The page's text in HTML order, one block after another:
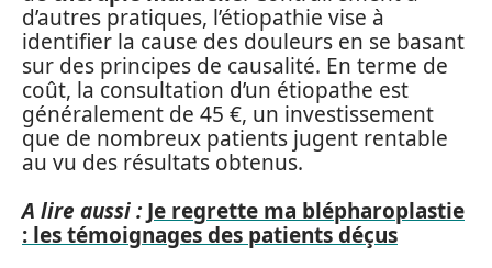
d’autres pratiques, l’étiopathie vise à
identifier la cause des douleurs en se basant
sur des principes de causalité. En terme de
coût, la consultation d’un étiopathe est
généralement de 45 €, un investissement
que de nombreux patients jugent rentable
au vu des résultats obtenus.
A lire aussi : Je regrette ma blépharoplastie
: les témoignages des patients déçus